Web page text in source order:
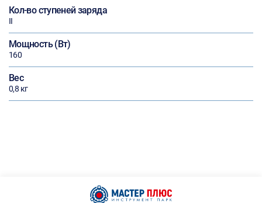
Кол-во ступеней заряда
II
Мощность (Вт)
160
Вес
0,8 кг